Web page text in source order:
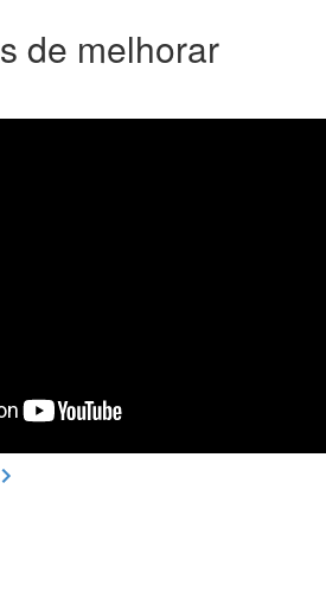
de melhorar